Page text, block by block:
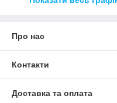
Про нас
Контакти
Доставка та оплата